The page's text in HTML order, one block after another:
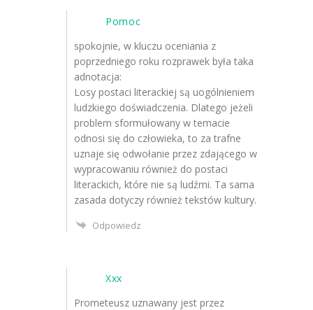
Pomoc
spokojnie, w kluczu oceniania z
poprzedniego roku rozprawek była taka
adnotacja:
Losy postaci literackiej są uogólnieniem
ludzkiego doświadczenia. Dlatego jeżeli
problem sformułowany w temacie
odnosi się do człowieka, to za trafne
uznaje się odwołanie przez zdającego w
wypracowaniu również do postaci
literackich, które nie są ludźmi. Ta sama
zasada dotyczy również tekstów kultury.
Odpowiedz
Xxx
Prometeusz uznawany jest przez